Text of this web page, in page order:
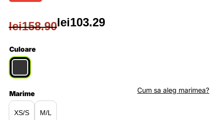
lei158.90
Prețul
inițial
a
fost:
lei158.90.
lei103.29
Prețul
curent
este:
lei103.29.
Culoare
Marime
XS/S M/L
Cum sa aleg marimea?